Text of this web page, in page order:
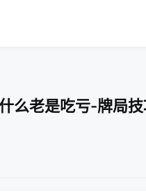
么老是吃亏-牌局